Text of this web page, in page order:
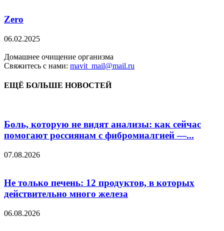
Zero
06.02.2025
Домашнее очищение организма
Свяжитесь с нами: mavit_mail@mail.ru
ЕЩЁ БОЛЬШЕ НОВОСТЕЙ
Боль, которую не видят анализы: как сейчас
помогают россиянам с фибромиалгией —...
07.08.2026
Не только печень: 12 продуктов, в которых
действительно много железа
06.08.2026